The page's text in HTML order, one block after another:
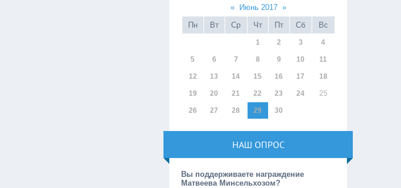
« Июнь 2017 »
Пн
Вт Ср Чт Пт Сб Вс
1 2 3 4
5 6 7 8 9 10 11
12 13 14 15 16 17 18
19 20 21 22 23 24 25
26 27 28 29 30
НАШ ОПРОС
Вы поддерживаете награждение
Матвеева Минсельхозом?